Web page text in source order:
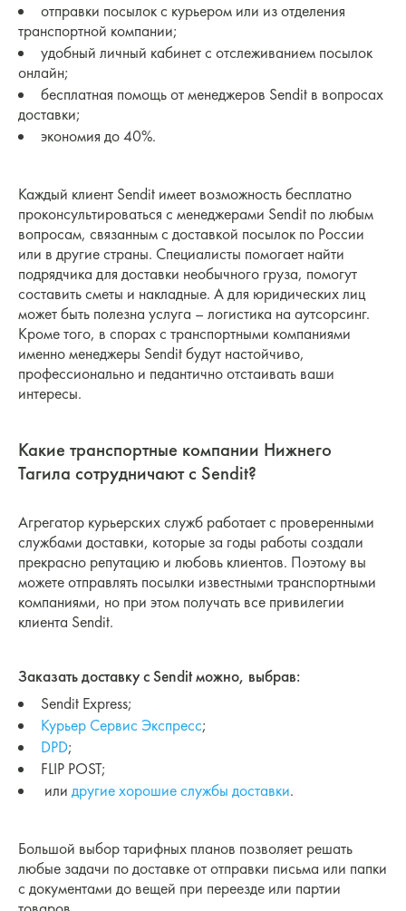
отправки посылок с курьером или из отделения
транспортной компании;
удобный личный кабинет с отслеживанием посылок
онлайн;
бесплатная помощь от менеджеров Sendit в вопросах
доставки;
экономия до 40%.
Каждый клиент Sendit имеет возможность бесплатно
проконсультироваться с менеджерами Sendit по любым
вопросам, связанным с доставкой посылок по России
или в другие страны. Специалисты помогает найти
подрядчика для доставки необычного груза, помогут
составить сметы и накладные. А для юридических лиц
может быть полезна услуга – логистика на аутсорсинг.
Кроме того, в спорах с транспортными компаниями
именно менеджеры Sendit будут настойчиво,
профессионально и педантично отстаивать ваши
интересы.
Какие транспортные компании Нижнего
Тагила сотрудничают с Sendit?
Агрегатор курьерских служб работает с проверенными
службами доставки, которые за годы работы создали
прекрасно репутацию и любовь клиентов. Поэтому вы
можете отправлять посылки известными транспортными
компаниями, но при этом получать все привилегии
клиента Sendit.
Заказать доставку с Sendit можно, выбрав:
Sendit Express;
Курьер Сервис Экспресс;
DPD;
FLIP POST;
или другие хорошие службы доставки.
Большой выбор тарифных планов позволяет решать
любые задачи по доставке от отправки письма или папки
с документами до вещей при переезде или партии